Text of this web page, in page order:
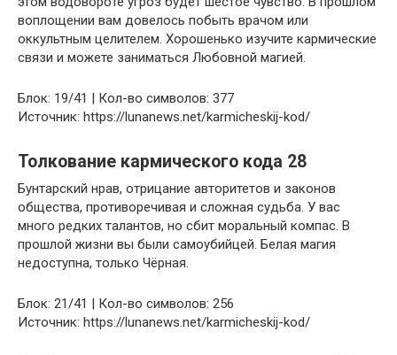
воплощении вам довелось побыть врачом или
оккультным целителем. Хорошенько изучите кармические
связи и можете заниматься Любовной магией.
Блок: 19/41 | Кол-во символов: 377
Источник: https://lunanews.net/karmicheskij-kod/
Толкование кармического кода 28
Бунтарский нрав, отрицание авторитетов и законов
общества, противоречивая и сложная судьба. У вас
много редких талантов, но сбит моральный компас. В
прошлой жизни вы были самоубийцей. Белая магия
недоступна, только Чёрная.
Блок: 21/41 | Кол-во символов: 256
Источник: https://lunanews.net/karmicheskij-kod/